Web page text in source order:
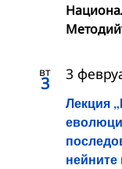
вт
3
Лекция
3